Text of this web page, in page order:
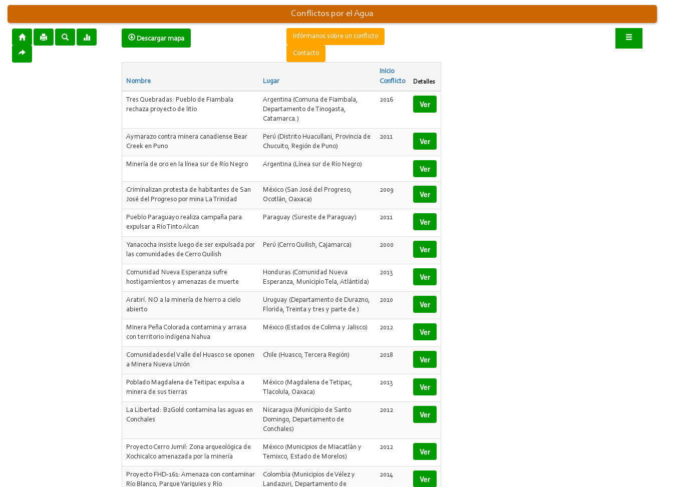
Conflictos por el Agua
Descargar mapa Infórmanos sobre un conflicto
Contacto
Nombre Lugar
Inicio
Conflicto
Detalles
Tres Quebradas: Pueblo de Fiambala
rechaza proyecto de litio
Argentina (Comuna de Fiambala,
Departamento de Tinogasta,
Catamarca.)
2016 Ver
Aymarazo contra minera canadiense Bear
Creek en Puno
Perú (Distrito Huacullani, Provincia de
Chucuito, Región de Puno)
2011 Ver
Minería de oro en la línea sur de Río Negro Argentina (Línea sur de Río Negro) Ver
Criminalizan protesta de habitantes de San
José del Progreso por mina La Trinidad
México (San José del Progreso,
Ocotlán, Oaxaca)
2009 Ver
Pueblo Paraguayo realiza campaña para
expulsar a Río Tinto Alcan
Paraguay (Sureste de Paraguay) 2011 Ver
Yanacocha insiste luego de ser expulsada por
las comunidades de Cerro Quilish
Perú (Cerro Quilish, Cajamarca) 2000 Ver
Comunidad Nueva Esperanza sufre
hostigamientos y amenazas de muerte
Honduras (Comunidad Nueva
Esperanza, Municipio Tela, Atlántida)
2013 Ver
Aratirí. NO a la minería de hierro a cielo
abierto
Uruguay (Departamento de Durazno,
Florida, Treinta y tres y parte de )
2010 Ver
Minera Peña Colorada contamina y arrasa
con territorio indigena Nahua
México (Estados de Colima y Jalisco) 2012 Ver
Comunidadesdel Valle del Huasco se oponen
a Minera Nueva Unión
Chile (Huasco, Tercera Región) 2018 Ver
Poblado Magdalena de Teitipac expulsa a
minera de sus tierras
México (Magdalena de Tetipac,
Tlacolula, Oaxaca)
2013 Ver
La Libertad: B2Gold contamina las aguas en
Conchales
Nicaragua (Municipio de Santo
Domingo, Departamento de
Conchales)
2012 Ver
Proyecto Cerro Jumil: Zona arqueológica de
Xochicalco amenazada por la minería
México (Municipios de Miacatlán y
Temixco, Estado de Morelos)
2012 Ver
Proyecto FHD-161: Amenaza con contaminar
Río Blanco, Parque Yariguies y Río
Colombia (Municipios de Vélez y
Landazuri, Departamento de
2014 Ver